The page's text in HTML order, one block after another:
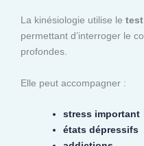
La kinésiologie utilise le
permettant d’interroger le
profondes.
Elle peut accompagner :
stress important
états dépressifs